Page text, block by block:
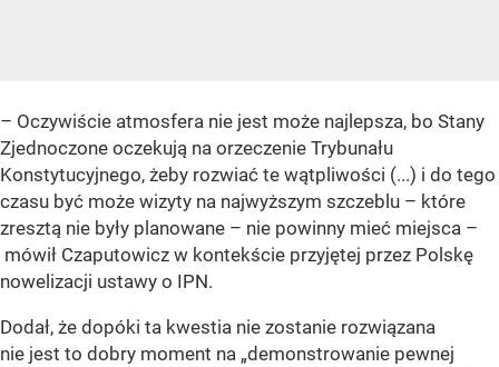
– Oczywiście atmosfera nie jest może najlepsza, bo Stany
Zjednoczone oczekują na orzeczenie Trybunału
Konstytucyjnego, żeby rozwiać te wątpliwości (...) i do tego
czasu być może wizyty na najwyższym szczeblu – które
zresztą nie były planowane – nie powinny mieć miejsca –
mówił Czaputowicz w kontekście przyjętej przez Polskę
nowelizacji ustawy o IPN.
Dodał, że dopóki ta kwestia nie zostanie rozwiązana
nie jest to dobry moment na „demonstrowanie pewnej